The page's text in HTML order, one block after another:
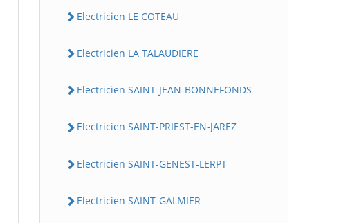
Electricien LE COTEAU
Electricien LA TALAUDIERE
Electricien SAINT-JEAN-BONNEFONDS
Electricien SAINT-PRIEST-EN-JAREZ
Electricien SAINT-GENEST-LERPT
Electricien SAINT-GALMIER